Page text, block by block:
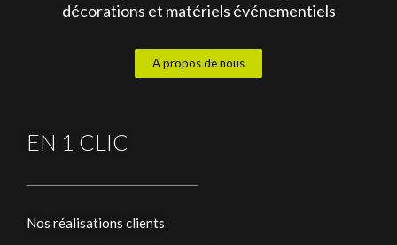
décorations et matériels événementiels
A propos de nous
EN 1 CLIC
Nos réalisations clients